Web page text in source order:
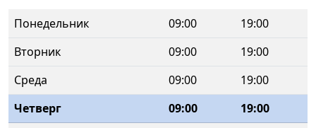
Понедельник 09:00
19:00
Вторник
09:00
19:00
Среда
09:00
19:00
Четверг
09:00
19:00